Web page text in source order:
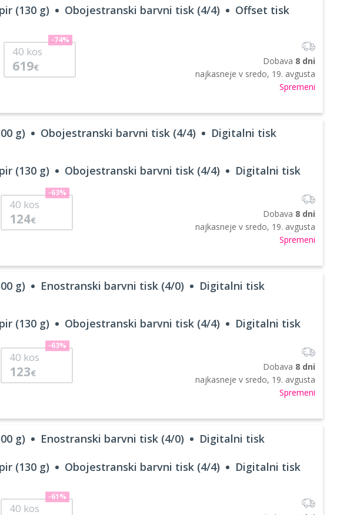
(130 g) Obojestranski barvni tisk (4/4) Offset tisk
40 kos
619€
-74%
Dobava 8 dni
najkasneje v sredo, 19. avgusta
Spremeni
g) Obojestranski barvni tisk (4/4) Digitalni tisk
(130 g) Obojestranski barvni tisk (4/4) Digitalni tisk
40 kos
124€
-63%
Dobava 8 dni
najkasneje v sredo, 19. avgusta
Spremeni
g) Enostranski barvni tisk (4/0) Digitalni tisk
(130 g) Obojestranski barvni tisk (4/4) Digitalni tisk
40 kos
123€
-63%
Dobava 8 dni
najkasneje v sredo, 19. avgusta
Spremeni
g) Enostranski barvni tisk (4/0) Digitalni tisk
(130 g) Obojestranski barvni tisk (4/4) Digitalni tisk
40 kos
-61%